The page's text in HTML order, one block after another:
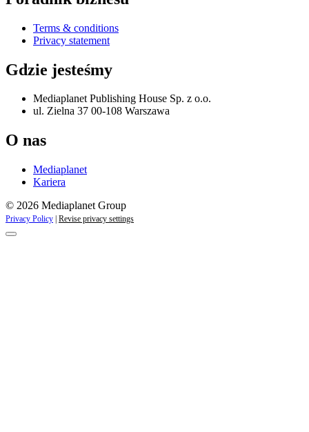
Terms & conditions
Privacy statement
Gdzie jesteśmy
Mediaplanet Publishing House Sp. z o.o.
ul. Zielna 37 00-108 Warszawa
O nas
Mediaplanet
Kariera
© 2026 Mediaplanet Group
Privacy Policy Revise privacy settings